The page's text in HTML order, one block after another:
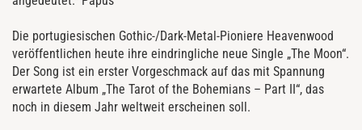
Die portugiesischen Gothic-/Dark-Metal-Pioniere Heavenwood
veröffentlichen heute ihre eindringliche neue Single „The Moon“.
Der Song ist ein erster Vorgeschmack auf das mit Spannung
erwartete Album „The Tarot of the Bohemians – Part II“, das
noch in diesem Jahr weltweit erscheinen soll.